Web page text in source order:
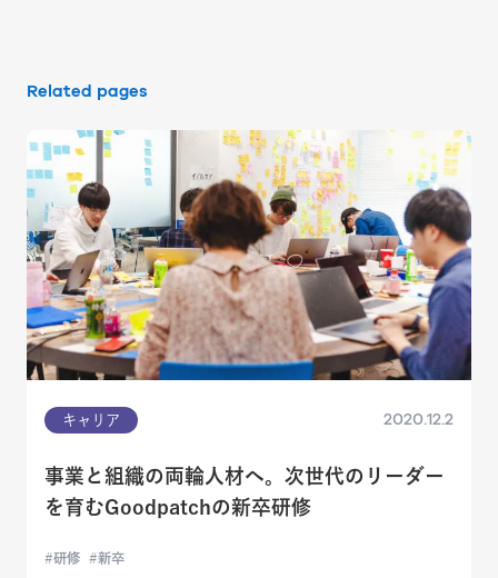
Related pages
キャリア 2020.12.2
事業と組織の両輪人材へ。次世代のリーダー
を育むGoodpatchの新卒研修
研修 新卒